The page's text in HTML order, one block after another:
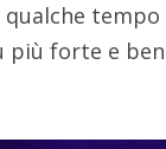
più forte e